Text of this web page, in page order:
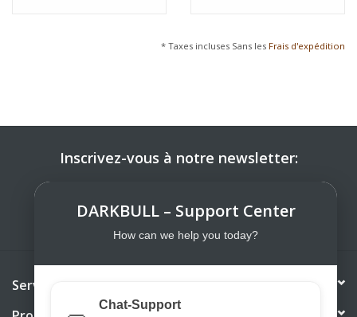
* Taxes incluses Sans les Frais d'expédition
Inscrivez-vous à notre newsletter:
Service à la clientèle
DARKBULL – Support Center
How can we help you today?
Chat-Support